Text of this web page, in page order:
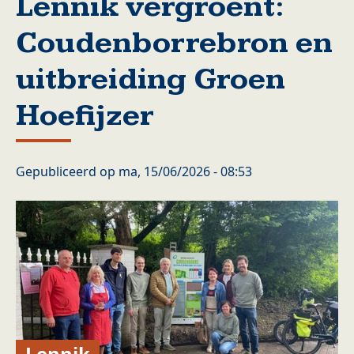
Coudenborrebron en
uitbreiding Groen
Hoefijzer
Gepubliceerd op ma, 15/06/2026 - 08:53